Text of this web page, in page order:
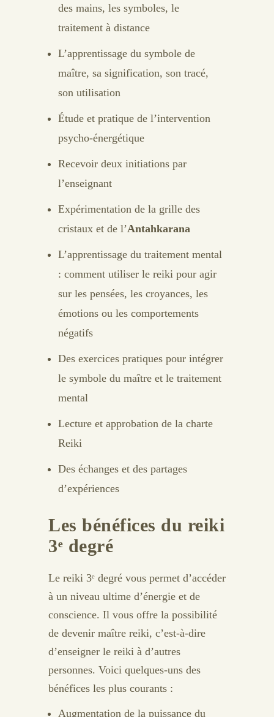
des mains, les symboles, le
traitement à distance
L’apprentissage du symbole de
maître, sa signification, son tracé,
son utilisation
Étude et pratique de l’intervention
psycho-énergétique
Recevoir deux initiations par
l’enseignant
Expérimentation de la grille des
cristaux et de l’Antahkarana
L’apprentissage du traitement mental
: comment utiliser le reiki pour agir
sur les pensées, les croyances, les
émotions ou les comportements
négatifs
Des exercices pratiques pour intégrer
le symbole du maître et le traitement
mental
Lecture et approbation de la charte
Reiki
Des échanges et des partages
d’expériences
Les bénéfices du reiki
3ᵉ degré
Le reiki 3ᵉ degré vous permet d’accéder
à un niveau ultime d’énergie et de
conscience. Il vous offre la possibilité
de devenir maître reiki, c’est-à-dire
d’enseigner le reiki à d’autres
personnes. Voici quelques-uns des
bénéfices les plus courants :
Augmentation de la puissance du